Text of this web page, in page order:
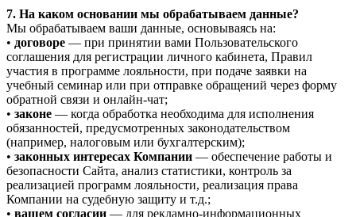
7. На каком основании мы обрабатываем данные?
Мы обрабатываем ваши данные, основываясь на:
• договоре — при принятии вами Пользовательского
соглашения для регистрации личного кабинета, Правил
участия в программе лояльности, при подаче заявки на
учебный семинар или при отправке обращений через форму
обратной связи и онлайн-чат;
• законе — когда обработка необходима для исполнения
обязанностей, предусмотренных законодательством
(например, налоговым или бухгалтерским);
• законных интересах Компании — обеспечение работы и
безопасности Сайта, анализ статистики, контроль за
реализацией программ лояльности, реализация права
Компании на судебную защиту и т.д.;
• вашем согласии — для рекламно-информационных